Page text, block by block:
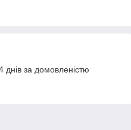
за домовленістю